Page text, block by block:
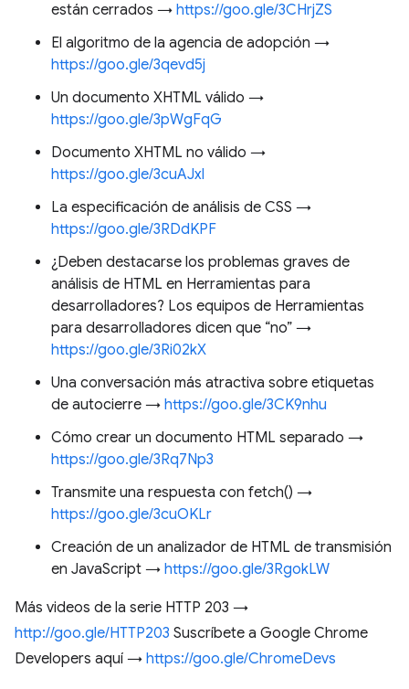
están cerrados → https://goo.gle/3CHrjZS
El algoritmo de la agencia de adopción →
https://goo.gle/3qevd5j
Un documento XHTML válido →
https://goo.gle/3pWgFqG
Documento XHTML no válido →
https://goo.gle/3cuAJxl
La especificación de análisis de CSS →
https://goo.gle/3RDdKPF
¿Deben destacarse los problemas graves de
análisis de HTML en Herramientas para
desarrolladores? Los equipos de Herramientas
para desarrolladores dicen que “no” →
https://goo.gle/3Ri02kX
Una conversación más atractiva sobre etiquetas
de autocierre → https://goo.gle/3CK9nhu
Cómo crear un documento HTML separado →
https://goo.gle/3Rq7Np3
Transmite una respuesta con fetch() →
https://goo.gle/3cuOKLr
Creación de un analizador de HTML de transmisión
en JavaScript → https://goo.gle/3RgokLW
Más videos de la serie HTTP 203 →
http://goo.gle/HTTP203 Suscríbete a Google Chrome
Developers aquí → https://goo.gle/ChromeDevs